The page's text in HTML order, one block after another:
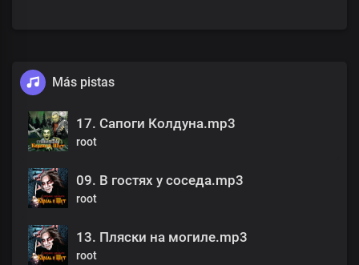
Más pistas
17. Сапоги Колдуна.mp3
root
09. В гостях у соседа.mp3
root
13. Пляски на могиле.mp3
root